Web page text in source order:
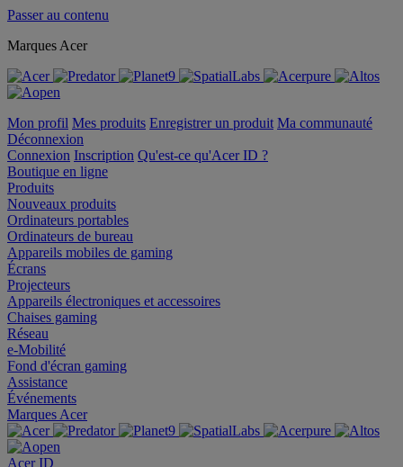
Passer au contenu
Marques Acer
Mon profil Mes produits Enregistrer un produit Ma communauté
Déconnexion
Connexion Inscription Qu'est-ce qu'Acer ID ?
Boutique en ligne
Produits
Nouveaux produits
Ordinateurs portables
Ordinateurs de bureau
Appareils mobiles de gaming
Écrans
Projecteurs
Appareils électroniques et accessoires
Chaises gaming
Réseau
e-Mobilité
Fond d'écran gaming
Assistance
Événements
Marques Acer
Acer ID